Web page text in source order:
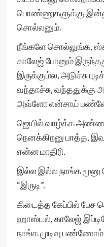
பொண்ணுகளுக்கு
சொல்லனும்.
நீங்களே சொல்லுங்க,
காலேஜ் போனும்
இருக்கும்ல, அடுச்சு
வந்தாச்சு, வந்ததுக்கு
அவ்ளோ என்சாய்
ஜெயில் வாழ்க்க
நெனக்கிறனு பாத்த,
என்ன மாதிரி.
இல்ல இல்ல நாங்க மூனு
“இருடி”.
கிடைத்த கேப்பில் பேச
ஹாஸ்டல், காலேஜ்
நாங்க முடிவு